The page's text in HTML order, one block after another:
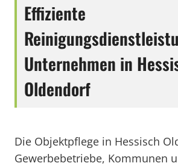
Effiziente
Unternehmen in
Oldendorf
Die Objektpflege in Hessisch
Gewerbebetriebe, Kommunen